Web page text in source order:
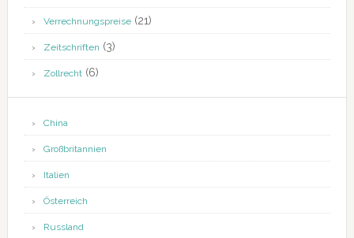
Verrechnungspreise(21)
Zeitschriften (3)
Zollrecht(6)
China
Großbritannien
Italien
Österreich
Russland